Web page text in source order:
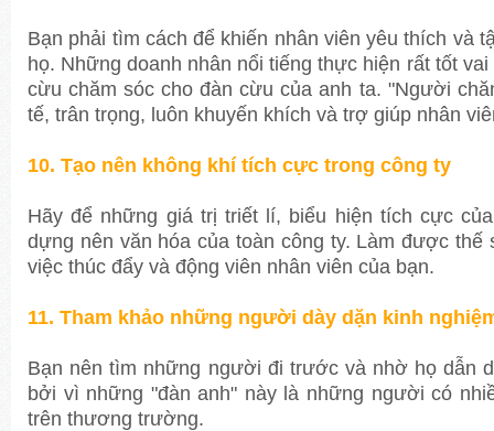
Bạn phải tìm cách để khiến nhân viên yêu thích và
họ. Những doanh nhân nổi tiếng thực hiện rất tốt
cừu chăm sóc cho đàn cừu của anh ta. "Người
tế, trân trọng, luôn khuyến khích và trợ giúp nhân
10. Tạo nên không khí tích cực trong công ty
Hãy để những giá trị triết lí, biểu hiện tích cực
dựng nên văn hóa của toàn công ty. Làm được thế
việc thúc đẩy và động viên nhân viên của bạn.
11. Tham khảo những người dày dặn kinh
Bạn nên tìm những người đi trước và nhờ họ dẫn
bởi vì những "đàn anh" này là những người có
trên thương trường.